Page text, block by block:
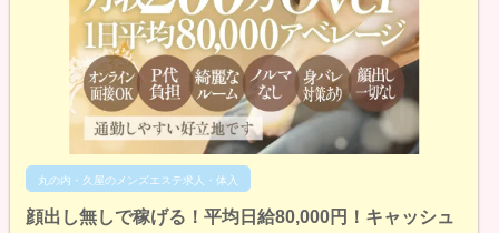
丸の内・久屋のメンズエステ求人・体入
顔出し無しで稼げる！平均日給80,000円！キャッシュ